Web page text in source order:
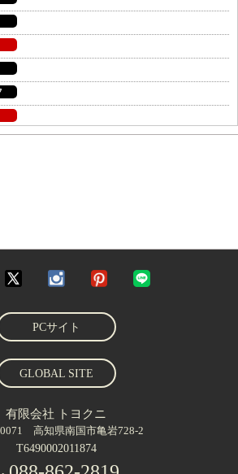
PCサイト
GLOBAL SITE
有限会社 トヨクニ
高知県南国市亀岩728-2
T6490002011874